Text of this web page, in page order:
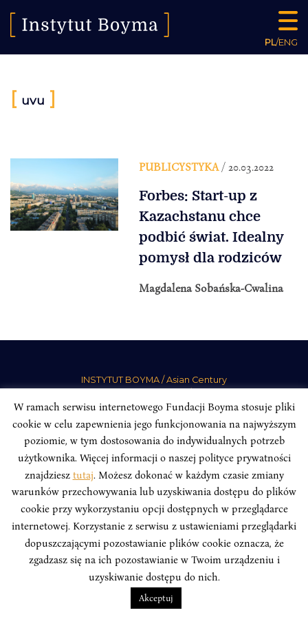
PL/ENG
[ uvu ]
PUBLICYSTYKA/ 20.03.2022
Forbes: Start-up z
Kazachstanu chce
podbić świat. Idealny
pomysł dla rodziców
Magdalena Sobańska-Cwalina
INSTYTUT BOYMA / Asian Century
Odwiedź nas w mediach społecznościowych:
INSTYTUT BOYMA. WSZELKIE PRAWA ZASTRZEŻONE.
Polityka
Prywatności Serwisu Polityka Prywatności Fundacji
design Beata Świerczyńska , development Alan Głodek
W ramach serwisu internetowego Fundacji Boyma stosuje pliki
cookie w celu zapewnienia jego funkcjonowania na najwyższym
poziomie, w tym dostosowania do indywidualnych potrzeb
użytkownika. Więcej informacji o naszej polityce prywatności
znajdziesz tutaj. Możesz dokonać w każdym czasie zmiany
warunków przechowywania lub uzyskiwania dostępu do plików
cookie przy wykorzystaniu opcji dostępnych w przeglądarce
internetowej. Korzystanie z serwisu z ustawieniami przeglądarki
dopuszczającymi pozostawianie plików cookie oznacza, że
zgadzasz się na ich pozostawianie w Twoim urządzeniu i
uzyskiwanie dostępu do nich.
Akceptuj